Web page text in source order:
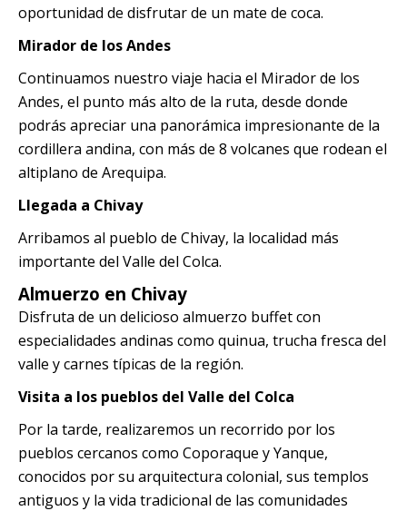
oportunidad de disfrutar de un mate de coca.
Mirador de los Andes
Continuamos nuestro viaje hacia el Mirador de los
Andes, el punto más alto de la ruta, desde donde
podrás apreciar una panorámica impresionante de la
cordillera andina, con más de 8 volcanes que rodean el
altiplano de Arequipa.
Llegada a Chivay
Arribamos al pueblo de Chivay, la localidad más
importante del Valle del Colca.
Almuerzo en Chivay
Disfruta de un delicioso almuerzo buffet con
especialidades andinas como quinua, trucha fresca del
valle y carnes típicas de la región.
Visita a los pueblos del Valle del Colca
Por la tarde, realizaremos un recorrido por los
pueblos cercanos como Coporaque y Yanque,
conocidos por su arquitectura colonial, sus templos
antiguos y la vida tradicional de las comunidades